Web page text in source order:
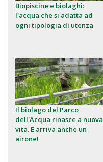
Biopiscine e biolaghi:
l'acqua che si adatta ad
ogni tipologia di utenza
Il biolago del Parco
dell'Acqua rinasce a nuova
vita. E arriva anche un
airone!